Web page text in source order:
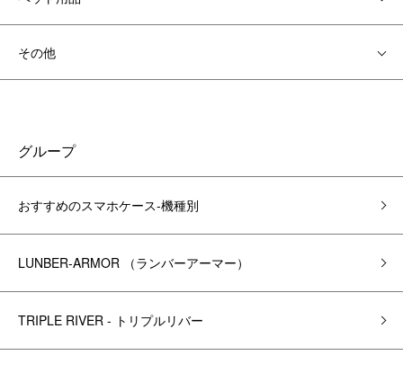
その他
グループ
おすすめのスマホケース-機種別
LUNBER-ARMOR （ランバーアーマー）
TRIPLE RIVER - トリプルリバー